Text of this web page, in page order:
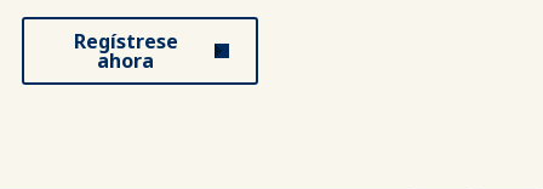
Regístrese
ahora